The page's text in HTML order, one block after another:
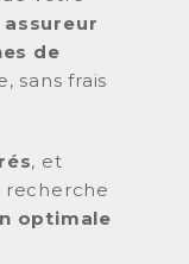
de
sans frais
, et
recherche
optimale